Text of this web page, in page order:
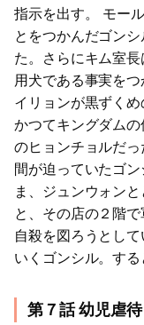
指示を出す。 モー
とをつかんだゴン
た。さらにキム室
用犬である事実を
イリョンが黒ずくめ
かつてキングダム
のヒョンチョルだ
間が迫っていたゴ
ま、ジュンウォン
と、その店の２階
自殺を図ろうとし
いくゴンシル。す
第７話 幼児虐